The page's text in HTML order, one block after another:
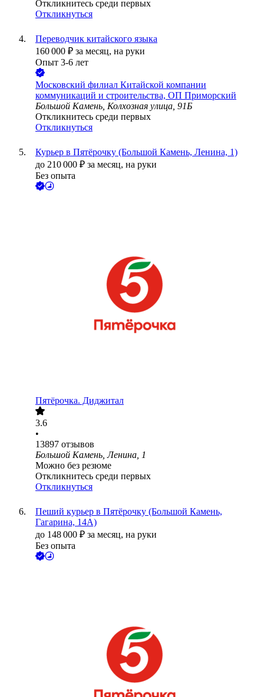
Откликнитесь среди первых
Откликнуться
Переводчик китайского языка
160 000 ₽ за месяц, на руки
Опыт 3-6 лет
Московский филиал Китайской компании
коммуникаций и строительства, ОП Приморский
Большой Камень, Колхозная улица, 91Б
Откликнитесь среди первых
Откликнуться
Курьер в Пятёрочку (Большой Камень, Ленина, 1)
до 210 000 ₽ за месяц, на руки
Без опыта
Пятёрочка. Диджитал
3.6
•
13897 отзывов
Большой Камень, Ленина, 1
Можно без резюме
Откликнитесь среди первых
Откликнуться
Пеший курьер в Пятёрочку (Большой Камень,
Гагарина, 14А)
до 148 000 ₽ за месяц, на руки
Без опыта